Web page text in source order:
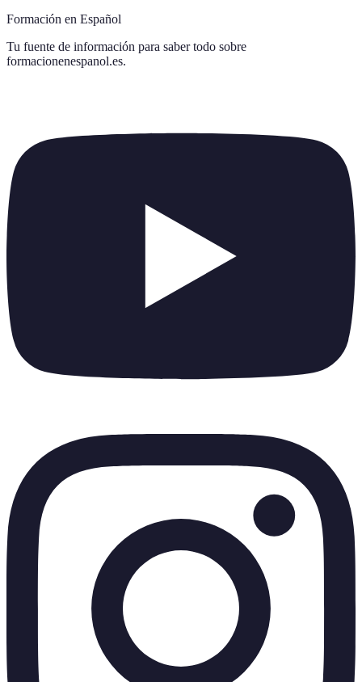
Formación en Español
Tu fuente de información para saber todo sobre
formacionenespanol.es.